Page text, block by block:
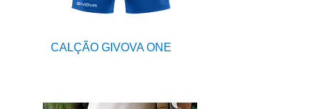
CALÇÃO GIVOVA ONE